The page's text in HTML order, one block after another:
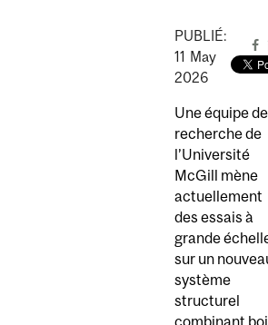
PUBLIÉ:
11 May
2026
Une équipe de
recherche de
l’Université
McGill mène
actuellement
des essais à
grande
sur un
système
structurel
combinant